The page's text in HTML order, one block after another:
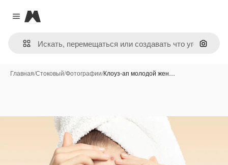
Close menu
Magnific
Поиск
Главная/Стоковый/Фотографии/Клоуз-ап молодой жен…